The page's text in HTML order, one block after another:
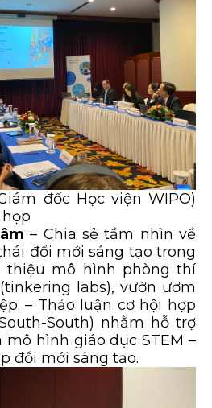
đốc Học viện WIPO)
– Chia sẻ tầm nhìn về
đổi mới sáng tạo trong
thiệu mô hình phòng thí
labs), vườn ươm
– Thảo luận cơ hội hợp
South) nhằm hỗ trợ
hình giáo dục STEM –
đổi mới sáng tạo.